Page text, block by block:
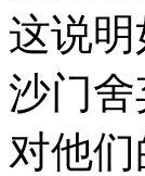
这说
沙门
对他